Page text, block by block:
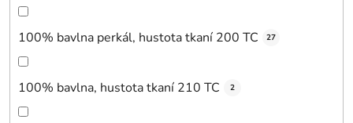
100% bavlna perkál, hustota tkaní 200 TC 27
100% bavlna, hustota tkaní 210 TC 2